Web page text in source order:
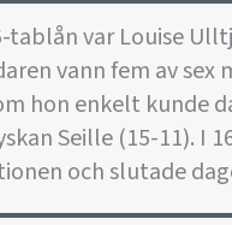
tablån var Louise
vann fem av
hon enkelt kunde
Seille (15-11). I
och slutade